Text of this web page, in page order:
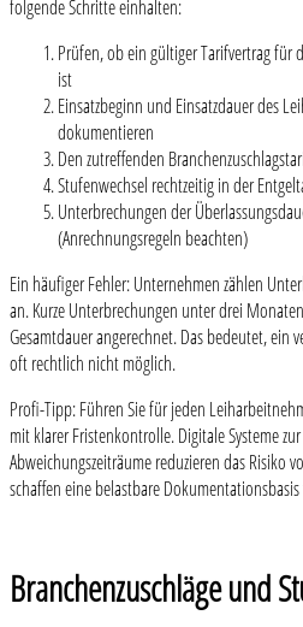
folgende Schritte einhalten:
Prüfen, ob ein gültiger Tarifvertrag für
ist
Einsatzbeginn und Einsatzdauer des
dokumentieren
Den zutreffenden
Stufenwechsel rechtzeitig in der
Unterbrechungen der
(Anrechnungsregeln beachten)
Ein häufiger Fehler: Unternehmen zählen
an. Kurze Unterbrechungen unter drei
Gesamtdauer angerechnet. Das bedeutet, ein
oft rechtlich nicht möglich.
Profi-Tipp: Führen Sie für jeden
mit klarer Fristenkontrolle. Digitale Systeme
Abweichungszeiträume reduzieren das Risiko
schaffen eine belastbare
Branchenzuschläge und